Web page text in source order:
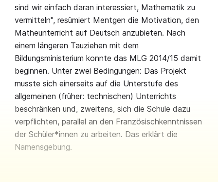
sind wir einfach daran interessiert, Mathematik zu
vermitteln", resümiert Mentgen die Motivation, den
Matheunterricht auf Deutsch anzubieten. Nach
einem längeren Tauziehen mit dem
Bildungsministerium konnte das MLG 2014/15 damit
beginnen. Unter zwei Bedingungen: Das Projekt
musste sich einerseits auf die Unterstufe des
allgemeinen (früher: technischen) Unterrichts
beschränken und, zweitens, sich die Schule dazu
verpflichten, parallel an den Französischkenntnissen
der Schüler*innen zu arbeiten. Das erklärt die
Namensgebung.